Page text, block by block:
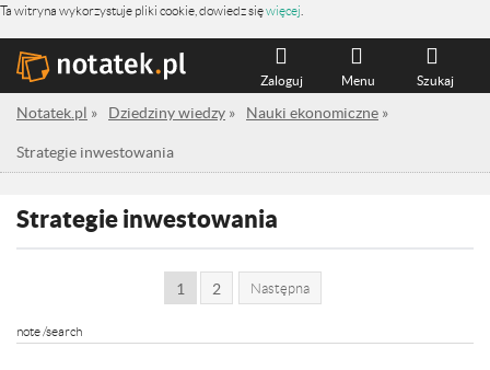
Ta witryna wykorzystuje pliki cookie, dowiedz sięwięcej
Szukaj
Menu
Zaloguj
Notatek.pl » Dziedziny wiedzy » Nauki ekonomiczne »
Strategie inwestowania
Strategie inwestowania
1 2 Następna
note /search